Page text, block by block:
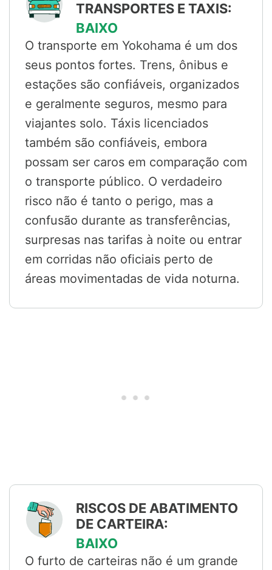
TRANSPORTES E TAXIS:
BAIXO
O transporte em Yokohama é um dos
seus pontos fortes. Trens, ônibus e
estações são confiáveis, organizados
e geralmente seguros, mesmo para
viajantes solo. Táxis licenciados
também são confiáveis, embora
possam ser caros em comparação com
o transporte público. O verdadeiro
risco não é tanto o perigo, mas a
confusão durante as transferências,
surpresas nas tarifas à noite ou entrar
em corridas não oficiais perto de
áreas movimentadas de vida noturna.
RISCOS DE ABATIMENTO
DE CARTEIRA:
BAIXO
O furto de carteiras não é um grande